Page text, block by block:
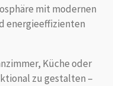
mit modernen
energieeffizienten
Küche oder
zu gestalten –